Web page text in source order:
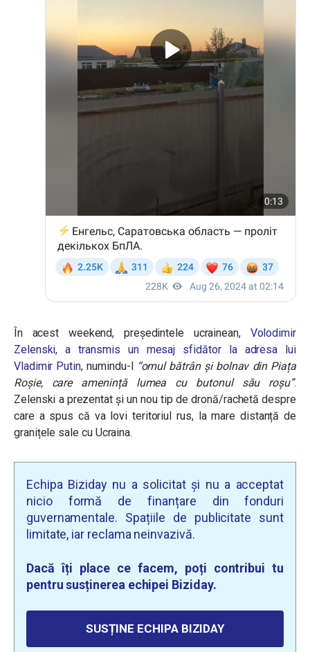
În acest weekend, președintele ucrainean, Volodimir
Zelenski, a transmis un mesaj sfidător la adresa lui
Vladimir Putin, numindu-l
“omul bătrân și bolnav din Piața
Roșie, care amenință lumea cu butonul său roșu”.
Zelenski a prezentat și un nou tip de dronă/rachetă despre
care a spus că va lovi teritoriul rus, la mare distanță de
granițele sale cu Ucraina.
Echipa Biziday nu a solicitat și nu a acceptat
nicio formă de finanțare din fonduri
guvernamentale. Spațiile de publicitate sunt
limitate, iar reclama neinvazivă.
Dacă îți place ce facem, poți contribui tu
pentru susținerea echipei Biziday.
SUSȚINE ECHIPA BIZIDAY